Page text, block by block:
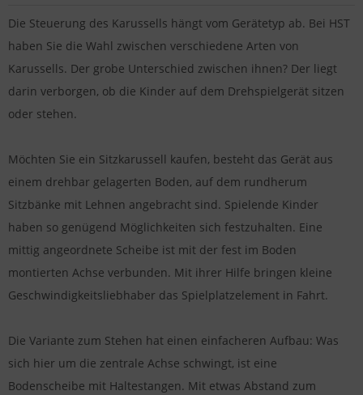
Die Steuerung des Karussells hängt vom Gerätetyp ab. Bei HST
haben Sie die Wahl zwischen verschiedene Arten von
Karussells. Der grobe Unterschied zwischen ihnen? Der liegt
darin verborgen, ob die Kinder auf dem Drehspielgerät sitzen
oder stehen.
Möchten Sie ein Sitzkarussell kaufen, besteht das Gerät aus
einem drehbar gelagerten Boden, auf dem rundherum
Sitzbänke mit Lehnen angebracht sind. Spielende Kinder
haben so genügend Möglichkeiten sich festzuhalten. Eine
mittig angeordnete Scheibe ist mit der fest im Boden
montierten Achse verbunden. Mit ihrer Hilfe bringen kleine
Geschwindigkeitsliebhaber das Spielplatzelement in Fahrt.
Die Variante zum Stehen hat einen einfacheren Aufbau: Was
sich hier um die zentrale Achse schwingt, ist eine
Bodenscheibe mit Haltestangen. Mit etwas Abstand zum